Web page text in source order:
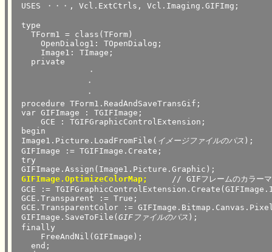
USES ・・・, Vcl.ExtCtrls, Vcl.Imaging.GIFImg;
type
   TForm1 = class(TForm)
     OpenDialog1: TOpenDialog;
     Image1: TImage;
   private
・
・
・
procedure TForm1.ReadAndSaveTransGif;
var GIFImage : TGIFImage;
     GCE : TGIFGraphicControlExtension;
begin
Image1.Picture.LoadFromFile( イメージファイルのパス );
GIFImage := TGIFImage.Create;
try
GIFImage.Assign(Image1.Picture.Graphic);
GIFImage.OptimizeColorMap;
GCE :=
GCE.Transparent := True;
GCE.TransparentColor :=
GIFImage.SaveToFile( GIFファイルのパス );
finally
     FreeAndNil(GIFImage);
   end;